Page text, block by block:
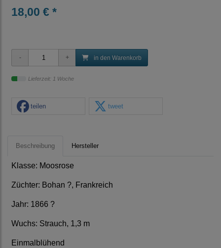
18,00 € *
in den Warenkorb
Lieferzeit: 1 Woche
teilen tweet
Beschreibung Hersteller
Klasse: Moosrose
Züchter: Bohan ?, Frankreich
Jahr: 1866 ?
Wuchs: Strauch, 1,3 m
Einmalblühend